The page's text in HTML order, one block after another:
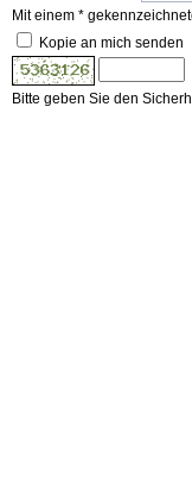
Mit einem *
Kopie an mich senden
Bitte geben Sie den